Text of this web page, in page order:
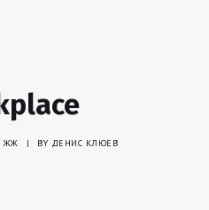
ЖЖ | BY ДЕНИС КЛЮЕВ